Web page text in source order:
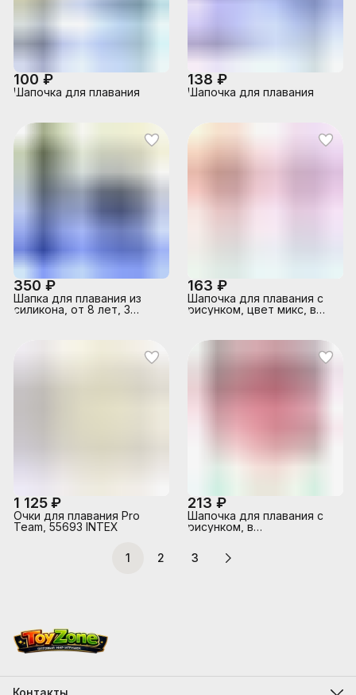
100 ₽
Шапочка для плавания
138 ₽
Шапочка для плавания
350 ₽
Шапка для плавания из
силикона, от 8 лет, 3
163 ₽
Шапочка для плавания с
рисунком, цвет микс, в
1 125 ₽
Очки для плавания Pro
Team, 55693 INTEX
213 ₽
Шапочка для плавания с
рисунком, в
1
2 3
Контакты